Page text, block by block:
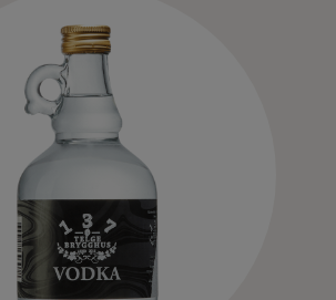
& drinkar